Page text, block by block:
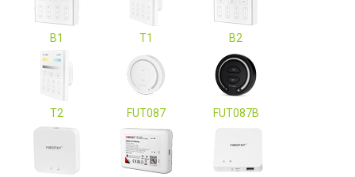
B1 T1 B2
T2 FUT087 FUT087B